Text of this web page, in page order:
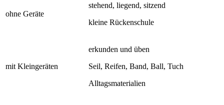
ohne Geräte
stehend, liegend, sitzend
kleine Rückenschule
mit Kleingeräten
erkunden und üben
Seil, Reifen, Band, Ball, Tuch
Alltagsmaterialien